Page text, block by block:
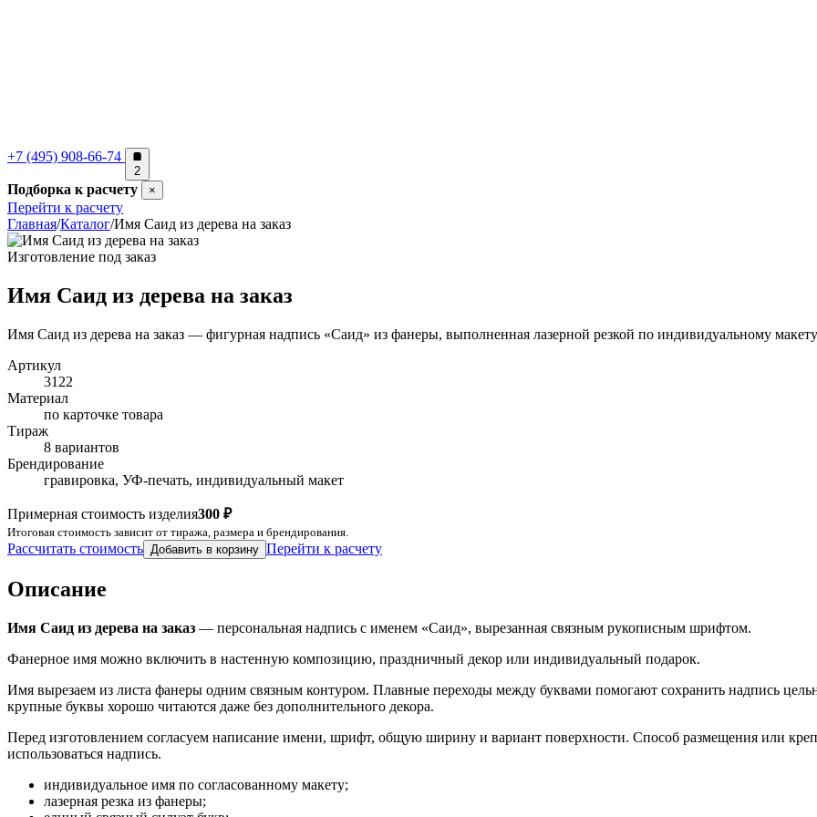
+7 (495) 908-66-74
2
Подборка к расчету ×
Перейти к расчету
Главная/Каталог/Имя Саид из дерева на заказ
Изготовление под заказ
Имя Саид из дерева на заказ
Имя Саид из дерева на заказ — фигурная надпись «Саид» из фанеры, выполненная лазерной резкой по индивидуальному
Артикул
3122
Материал
по карточке товара
Тираж
8 вариантов
Брендирование
гравировка, УФ-печать, индивидуальный макет
Примерная стоимость изделия300 ₽
Итоговая стоимость зависит от тиража, размера и брендирования.
Рассчитать стоимость Добавить в корзину Перейти к расчету
Описание
Имя Саид из дерева на заказ — персональная надпись с именем «Саид», вырезанная связным рукописным шрифтом.
Фанерное имя можно включить в настенную композицию, праздничный декор или индивидуальный подарок.
Имя вырезаем из листа фанеры одним связным контуром. Плавные переходы между буквами помогают сохранить надпись
крупные буквы хорошо читаются даже без дополнительного декора.
Перед изготовлением согласуем написание имени, шрифт, общую ширину и вариант поверхности. Способ размещения или
использоваться надпись.
индивидуальное имя по согласованному макету;
лазерная резка из фанеры;